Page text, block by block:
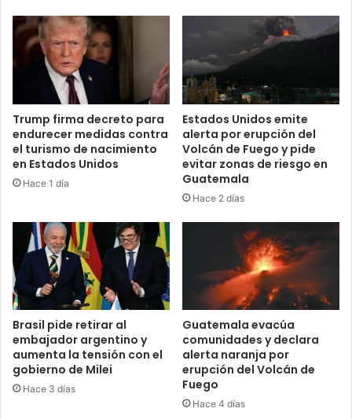
Trump firma decreto para
endurecer medidas contra
el turismo de nacimiento
en Estados Unidos
Hace 1 día
Estados Unidos emite
alerta por erupción del
Volcán de Fuego y pide
evitar zonas de riesgo en
Guatemala
Hace 2 días
Brasil pide retirar al
embajador argentino y
aumenta la tensión con el
gobierno de Milei
Hace 3 días
Guatemala evacúa
comunidades y declara
alerta naranja por
erupción del Volcán de
Fuego
Hace 4 días